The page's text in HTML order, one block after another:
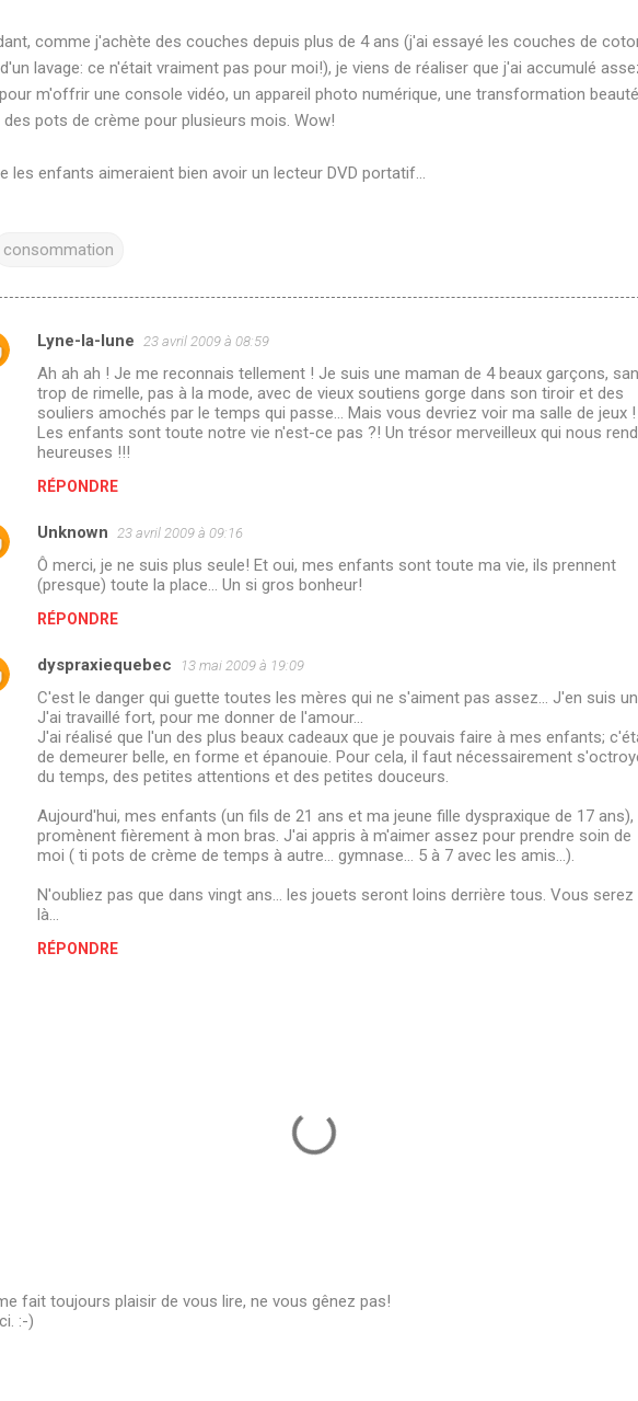
comme j'achète des couches depuis plus de 4 ans (j'ai essayé les couches de
lavage: ce n'était vraiment pas pour moi!), je viens de réaliser que j'ai accumulé
m'offrir une console vidéo, un appareil photo numérique, une transformation
pots de crème pour plusieurs mois. Wow!
les enfants aimeraient bien avoir un lecteur DVD portatif...
consommation
Lyne-la-lune 23 avril 2009 à 08:59
Ah ah ah ! Je me reconnais tellement ! Je suis une maman de 4 beaux garçons,
trop de rimelle, pas à la mode, avec de vieux soutiens gorge dans son tiroir et des
souliers amochés par le temps qui passe... Mais vous devriez voir ma salle de jeux !
Les enfants sont toute notre vie n'est-ce pas ?! Un trésor merveilleux qui nous
heureuses !!!
RÉPONDRE
Unknown 23 avril 2009 à 09:16
Ô merci, je ne suis plus seule! Et oui, mes enfants sont toute ma vie, ils prennent
(presque) toute la place... Un si gros bonheur!
RÉPONDRE
dyspraxiequebec 13 mai 2009 à 19:09
C'est le danger qui guette toutes les mères qui ne s'aiment pas assez... J'en suis
J'ai travaillé fort, pour me donner de l'amour...
J'ai réalisé que l'un des plus beaux cadeaux que je pouvais faire à mes enfants;
de demeurer belle, en forme et épanouie. Pour cela, il faut nécessairement
du temps, des petites attentions et des petites douceurs.
Aujourd'hui, mes enfants (un fils de 21 ans et ma jeune fille dyspraxique de 17 ans),
promènent fièrement à mon bras. J'ai appris à m'aimer assez pour prendre soin de
moi ( ti pots de crème de temps à autre... gymnase... 5 à 7 avec les amis...).
N'oubliez pas que dans vingt ans... les jouets seront loins derrière tous. Vous serez
là...
RÉPONDRE
fait toujours plaisir de vous lire, ne vous gênez pas!
:-)